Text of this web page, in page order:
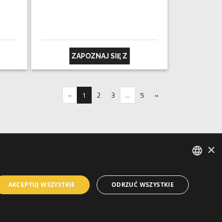
ZAPOZNAJ SIĘ Z
« 1 2 3 ... 5 »
2020
REGIONE VENETO
ENGLISH
SPANISH
×
AKCEPTUJ WSZYSTKIE ODRZUĆ WSZYSTKIE